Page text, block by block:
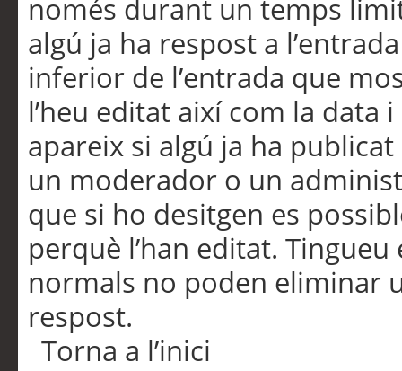
només durant un temps
algú ja ha respost a
inferior de l’entrada que
l’heu editat així com la data
apareix si algú ja ha
un moderador o un
que si ho desitgen es
perquè l’han editat.
normals no poden eliminar
respost.
Torna a l’inici